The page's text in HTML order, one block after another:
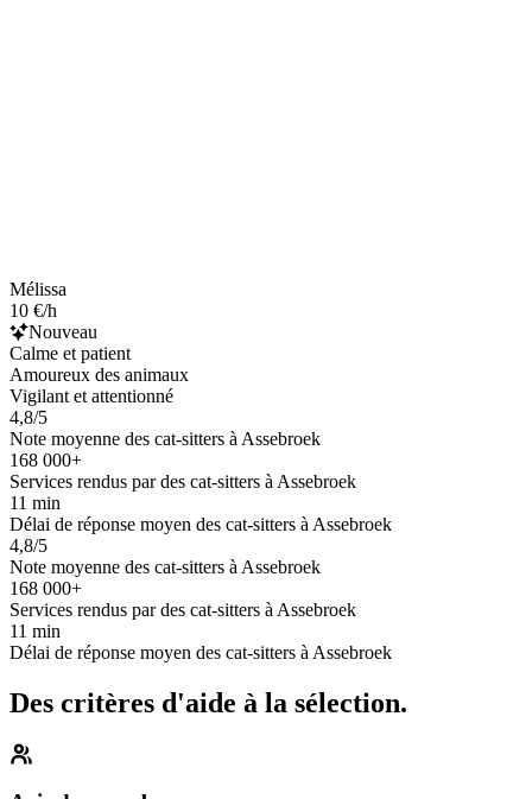
Mélissa
10 €/h
Nouveau
Calme et patient
Amoureux des animaux
Vigilant et attentionné
4,8/5
Note moyenne des cat-sitters à Assebroek
168 000+
Services rendus par des cat-sitters à Assebroek
11 min
Délai de réponse moyen des cat-sitters à Assebroek
4,8/5
Note moyenne des cat-sitters à Assebroek
168 000+
Services rendus par des cat-sitters à Assebroek
11 min
Délai de réponse moyen des cat-sitters à Assebroek
Des critères d'aide à la sélection.